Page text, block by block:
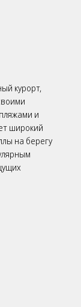
курорт,
и
широкий
на берегу